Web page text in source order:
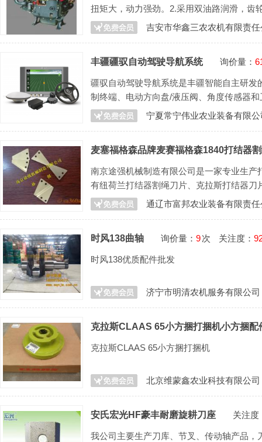
扭矩大，动力强劲。2.采用双油路润滑，齿
吉安市华鑫三农农机有限责
丰疆疆驭自动驾驶导航系统 询价量：
疆驭自动驾驶导航系统是丰疆智能自主研
制终端、电动方向盘/液压阀、角度传感器
机、植保机等多种机型。宁夏常宁伟业农业装备有限公
麦塞福格森品牌麦赛福格森1840打结器
南京途强机械制造有限公司是一家专业生
有纽荷兰打结器割绳刀片、克拉斯打结器
森多夫打结器刀片通辽市富邦农业装备有限责
时风138曲轴 询价量： 9次 关注度：
时风138优质配件批发
济宁市明清农机服务有限公司
克拉斯CLAAS 65小方捆打捆机小方捆配
克拉斯CLAAS 65小方捆打捆机
北京维蒙鑫农业科技有限公司
安氏宏光HF豪丰耐磨旋耕刀座 关注度
我公司主要生产刀库、节叉、传动轴产品